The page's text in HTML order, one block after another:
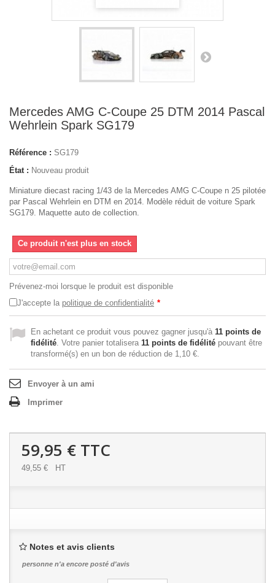
Mercedes AMG C-Coupe 25 DTM 2014 Pascal
Wehrlein Spark SG179
Référence : SG179
État : Nouveau produit
Miniature diecast racing 1/43 de la Mercedes AMG C-Coupe n 25 pilotée
par Pascal Wehrlein en DTM en 2014. Modèle réduit de voiture Spark
SG179. Maquette auto de collection.
Ce produit n'est plus en stock
Prévenez-moi lorsque le produit est disponible
J'accepte la politique de confidentialité *
En achetant ce produit vous pouvez gagner jusqu'à 11 points de
fidélité. Votre panier totalisera 11 points de fidélité pouvant être
transformé(s) en un bon de réduction de 1,10 €.
Envoyer à un ami
Imprimer
59,95 € TTC
49,55 € HT
Notes et avis clients
personne n'a encore posté d'avis